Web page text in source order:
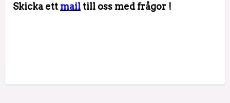
Skicka ettmail till oss med frågor !